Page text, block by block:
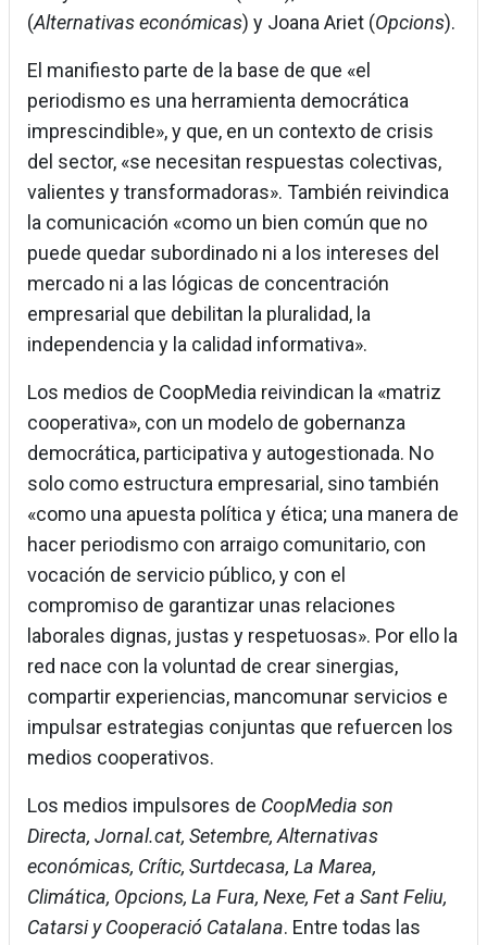
(Alternativas económicas) y Joana Ariet (Opcions).
El manifiesto parte de la base de que «el
periodismo es una herramienta democrática
imprescindible», y que, en un contexto de crisis
del sector, «se necesitan respuestas colectivas,
valientes y transformadoras». También reivindica
la comunicación «como un bien común que no
puede quedar subordinado ni a los intereses del
mercado ni a las lógicas de concentración
empresarial que debilitan la pluralidad, la
independencia y la calidad informativa».
Los medios de CoopMedia reivindican la «matriz
cooperativa», con un modelo de gobernanza
democrática, participativa y autogestionada. No
solo como estructura empresarial, sino también
«como una apuesta política y ética; una manera de
hacer periodismo con arraigo comunitario, con
vocación de servicio público, y con el
compromiso de garantizar unas relaciones
laborales dignas, justas y respetuosas». Por ello la
red nace con la voluntad de crear sinergias,
compartir experiencias, mancomunar servicios e
impulsar estrategias conjuntas que refuercen los
medios cooperativos.
Los medios impulsores de CoopMedia son
Directa, Jornal.cat, Setembre, Alternativas
económicas, Crític, Surtdecasa, La Marea,
Climática, Opcions, La Fura, Nexe, Fet a Sant Feliu,
Catarsi y Cooperació Catalana. Entre todas las